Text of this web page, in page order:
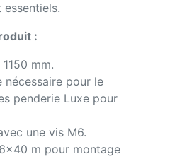
:
mm.
pour le
penderie Luxe pour
une vis M6.
m pour montage